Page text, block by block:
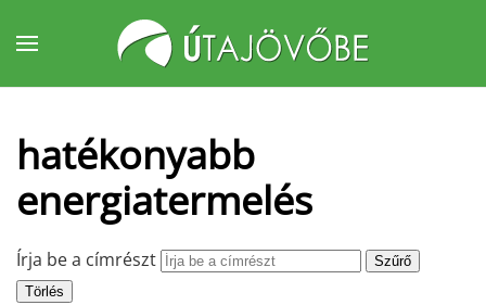
Fő tartalom átugrása
hatékonyabb
energiatermelés
Írja be a címrészt
Szűrő
Törlés